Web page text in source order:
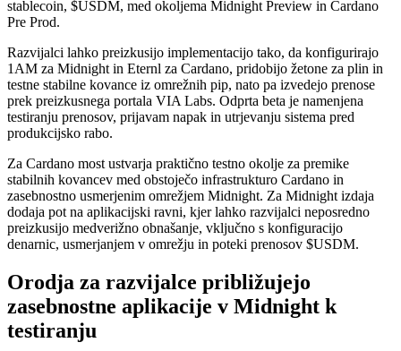
stablecoin, $USDM, med okoljema Midnight Preview in Cardano
Pre Prod.
Razvijalci lahko preizkusijo implementacijo tako, da konfigurirajo
1AM za Midnight in Eternl za Cardano, pridobijo žetone za plin in
testne stabilne kovance iz omrežnih pip, nato pa izvedejo prenose
prek preizkusnega portala VIA Labs. Odprta beta je namenjena
testiranju prenosov, prijavam napak in utrjevanju sistema pred
produkcijsko rabo.
Za Cardano most ustvarja praktično testno okolje za premike
stabilnih kovancev med obstoječo infrastrukturo Cardano in
zasebnostno usmerjenim omrežjem Midnight. Za Midnight izdaja
dodaja pot na aplikacijski ravni, kjer lahko razvijalci neposredno
preizkusijo medverižno obnašanje, vključno s konfiguracijo
denarnic, usmerjanjem v omrežju in poteki prenosov $USDM.
Orodja za razvijalce približujejo
zasebnostne aplikacije v Midnight k
testiranju